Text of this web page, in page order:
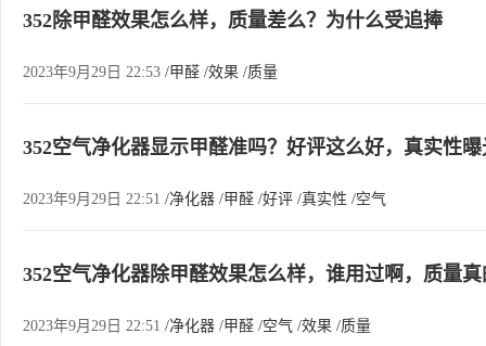
352除甲醛效果怎么样，质量差么？为什么受追捧
2023年9月29日 22:53 /甲醛 /效果 /质量
352空气净化器显示甲醛准吗？好评这么好，真实性曝
2023年9月29日 22:51 /净化器 /甲醛 /好评 /真实性 /空气
352空气净化器除甲醛效果怎么样，谁用过啊，质量
2023年9月29日 22:51 /净化器 /甲醛 /空气 /效果 /质量